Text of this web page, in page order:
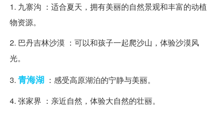
1. 九寨沟 ：适合夏天，拥有美丽的自然景观和丰富的动植
物资源。
2. 巴丹吉林沙漠 ：可以和孩子一起爬沙山，体验沙漠风
光。
3. 青海湖 ：感受高原湖泊的宁静与美丽。
4. 张家界 ：亲近自然，体验大自然的壮丽。